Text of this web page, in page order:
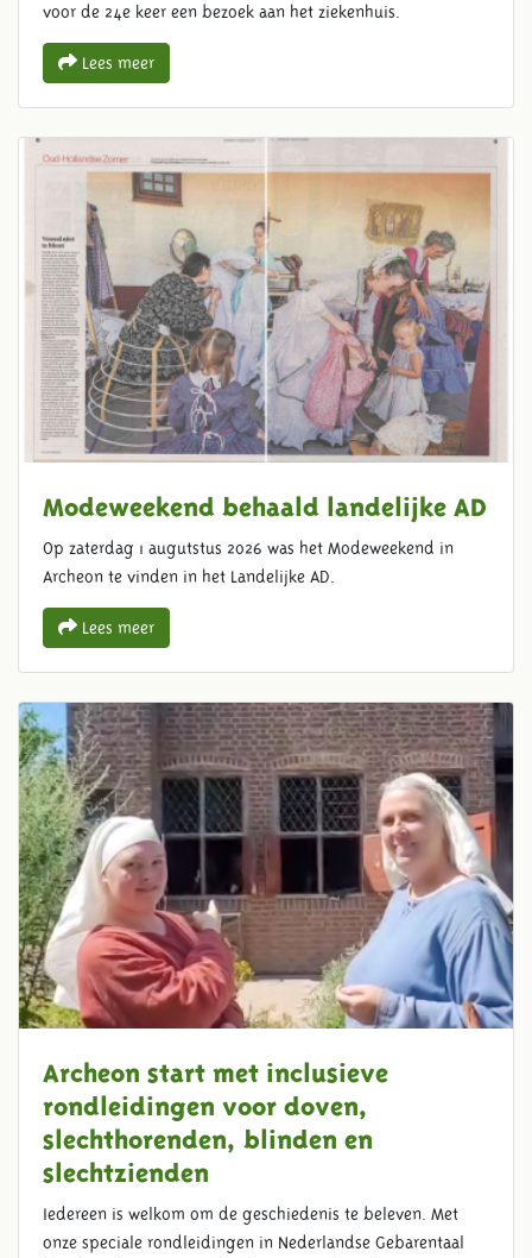
voor de 24e keer een bezoek aan het ziekenhuis.
Lees meer
Modeweekend behaald landelijke AD
Op zaterdag 1 augutstus 2026 was het Modeweekend in
Archeon te vinden in het Landelijke AD.
Lees meer
Archeon start met inclusieve
rondleidingen voor doven,
slechthorenden, blinden en
slechtzienden
Iedereen is welkom om de geschiedenis te beleven. Met
onze speciale rondleidingen in Nederlandse Gebarentaal